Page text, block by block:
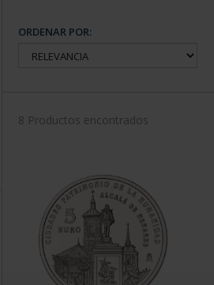
ORDENAR POR:
8 Productos encontrados